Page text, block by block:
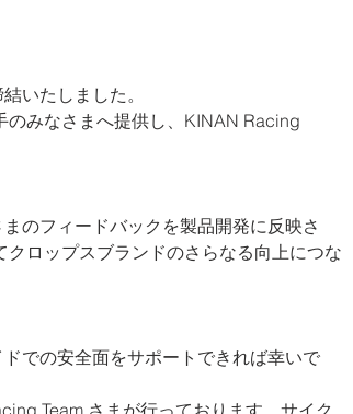
いたしました。
のみなさまへ提供し、KINAN Racing
のフィードバックを製品開発に反映さ
ロップスブランドのさらなる向上につな
での安全面をサポートできれば幸いで
Team さまが行っております、サイク